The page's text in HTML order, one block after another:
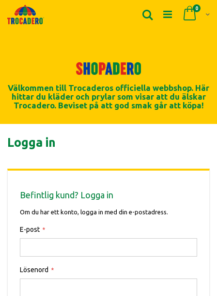
Cart
0
Sök
Välkommen till Trocaderos officiella webbshop. Här
hittar du kläder och prylar som visar att du älskar
Trocadero. Beviset på att god smak går att köpa!
Logga in
Befintlig kund? Logga in
Om du har ett konto, logga in med din e-postadress.
E-post
Lösenord